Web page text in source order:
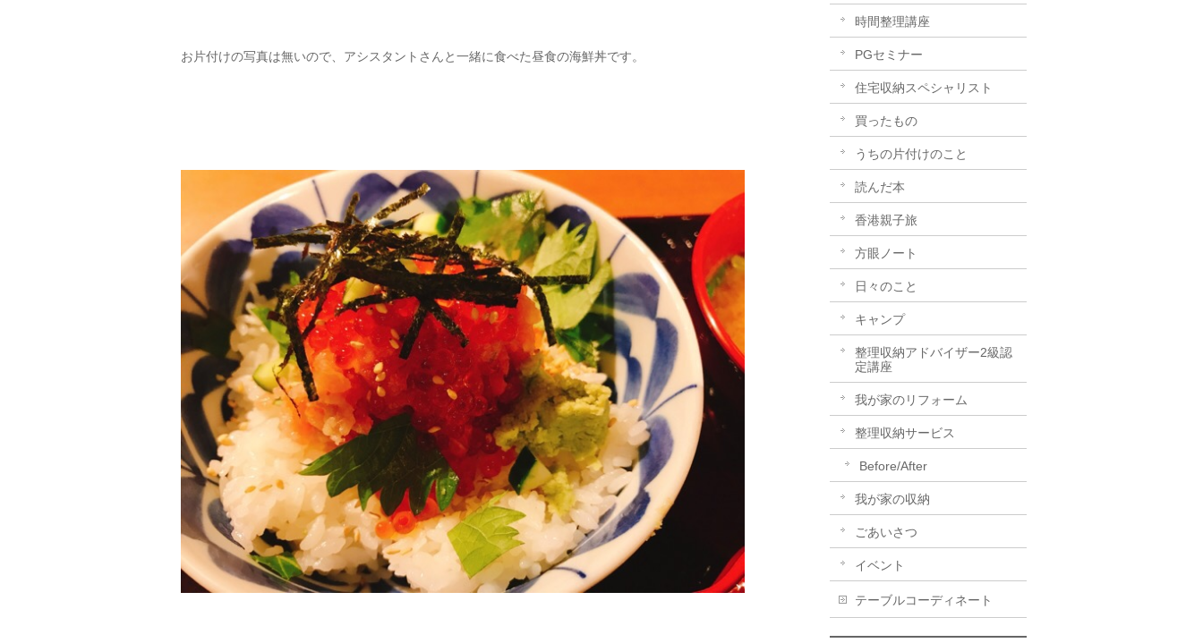
お片付けの写真は無いので、アシスタントさんと一緒に食べた昼食の海鮮丼です。
時間整理講座
PGセミナー
住宅収納スペシャリスト
買ったもの
うちの片付けのこと
読んだ本
香港親子旅
方眼ノート
日々のこと
キャンプ
整理収納アドバイザー2級認
定講座
我が家のリフォーム
整理収納サービス
Before/After
我が家の収納
ごあいさつ
イベント
テーブルコーディネート